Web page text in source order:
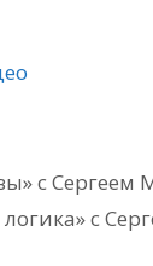
с Сергеем
с